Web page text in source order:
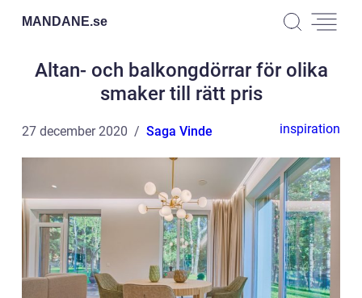
MANDANE.se
Altan- och balkongdörrar för olika
smaker till rätt pris
27 december 2020 Saga Vinde inspiration